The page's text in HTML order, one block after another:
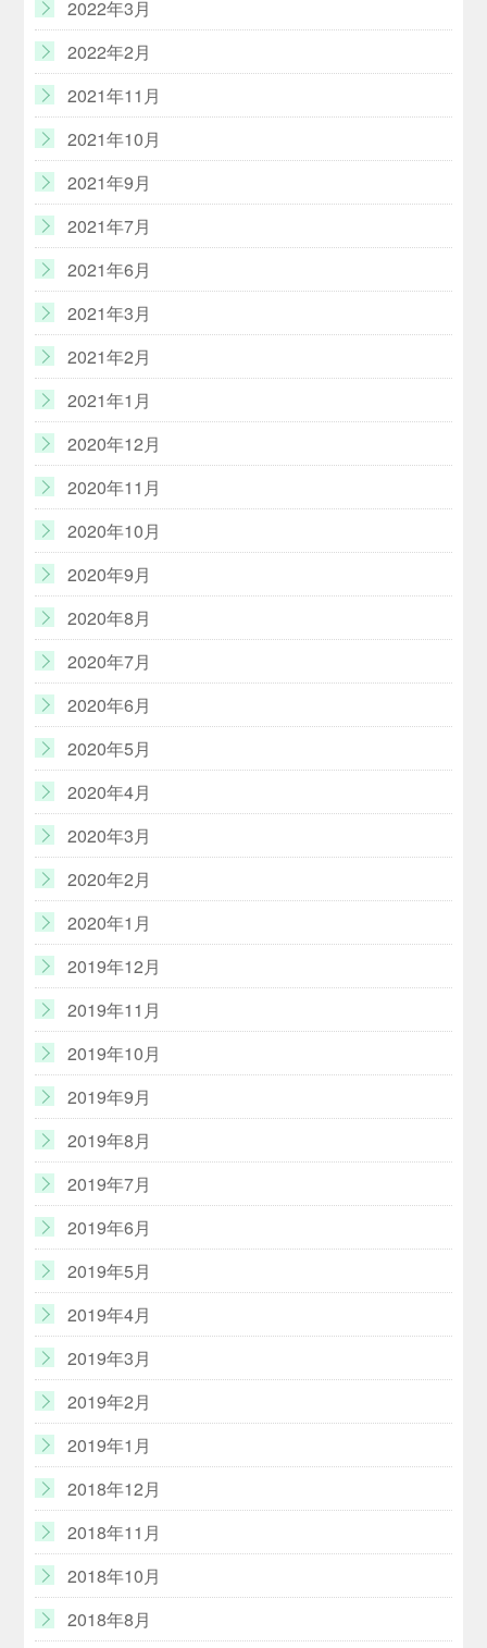
2022年3月
2022年2月
2021年11月
2021年10月
2021年9月
2021年7月
2021年6月
2021年3月
2021年2月
2021年1月
2020年12月
2020年11月
2020年10月
2020年9月
2020年8月
2020年7月
2020年6月
2020年5月
2020年4月
2020年3月
2020年2月
2020年1月
2019年12月
2019年11月
2019年10月
2019年9月
2019年8月
2019年7月
2019年6月
2019年5月
2019年4月
2019年3月
2019年2月
2019年1月
2018年12月
2018年11月
2018年10月
2018年8月